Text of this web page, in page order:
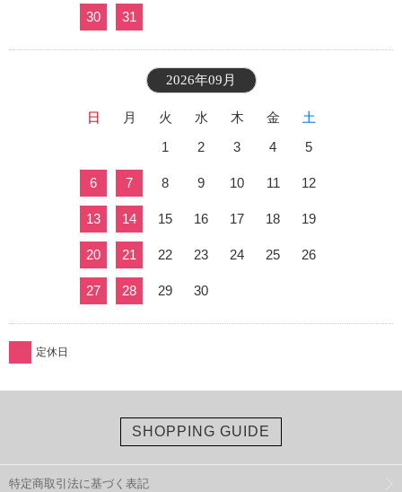
30 31
2026年09月
日 月 火 水 木 金
土
1
2 3 4 5
6 7 8 9 10 11 12
13 14 15 16 17 18 19
20 21 22 23 24 25 26
27 28 29 30
定休日
SHOPPING GUIDE
特定商取引法に基づく表記